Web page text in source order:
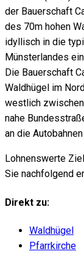
der Bauerschaft
des 70m hohen
idyllisch in die
Münsterlandes
Die Bauerschaft
Waldhügel im
westlich zwischen
nahe
an die
Lohnenswerte
Sie nachfolgend
Direkt zu:
Waldhügel
Pfarrkirche